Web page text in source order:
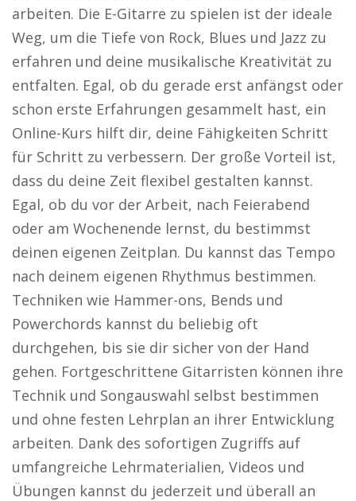
arbeiten. Die E-Gitarre zu spielen ist der ideale
Weg, um die Tiefe von Rock, Blues und Jazz zu
erfahren und deine musikalische Kreativität zu
entfalten. Egal, ob du gerade erst anfängst oder
schon erste Erfahrungen gesammelt hast, ein
Online-Kurs hilft dir, deine Fähigkeiten Schritt
für Schritt zu verbessern. Der große Vorteil ist,
dass du deine Zeit flexibel gestalten kannst.
Egal, ob du vor der Arbeit, nach Feierabend
oder am Wochenende lernst, du bestimmst
deinen eigenen Zeitplan. Du kannst das Tempo
nach deinem eigenen Rhythmus bestimmen.
Techniken wie Hammer-ons, Bends und
Powerchords kannst du beliebig oft
durchgehen, bis sie dir sicher von der Hand
gehen. Fortgeschrittene Gitarristen können ihre
Technik und Songauswahl selbst bestimmen
und ohne festen Lehrplan an ihrer Entwicklung
arbeiten. Dank des sofortigen Zugriffs auf
umfangreiche Lehrmaterialien, Videos und
Übungen kannst du jederzeit und überall an